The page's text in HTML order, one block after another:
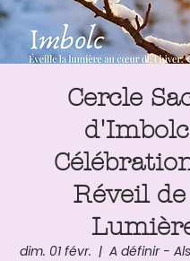
Cercle
Réveil
dim. 01 févr.
  |
A définir -